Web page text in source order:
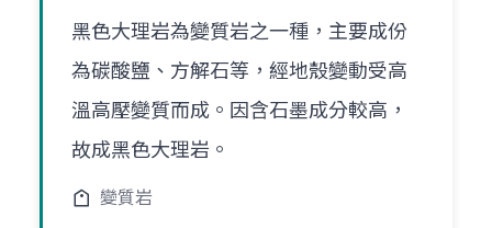
黑色大理岩為變質岩之一種，主要成份
為碳酸鹽、方解石等，經地殼變動受高
溫高壓變質而成。因含石墨成分較高，
故成黑色大理岩。
變質岩